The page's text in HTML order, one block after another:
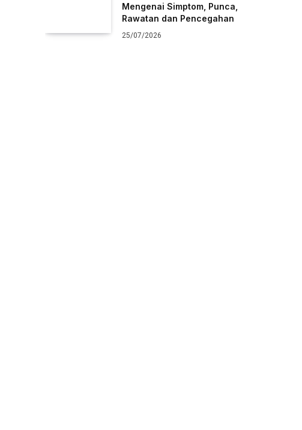
Mengenai Simptom, Punca,
Rawatan dan Pencegahan
25/07/2026